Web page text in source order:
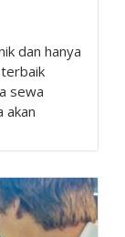
dan hanya
sewa
akan